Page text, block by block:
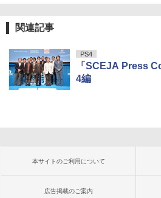
関連記事
PS4
「SCEJA Press
4編
本サイトのご利用について
広告掲載のご案内